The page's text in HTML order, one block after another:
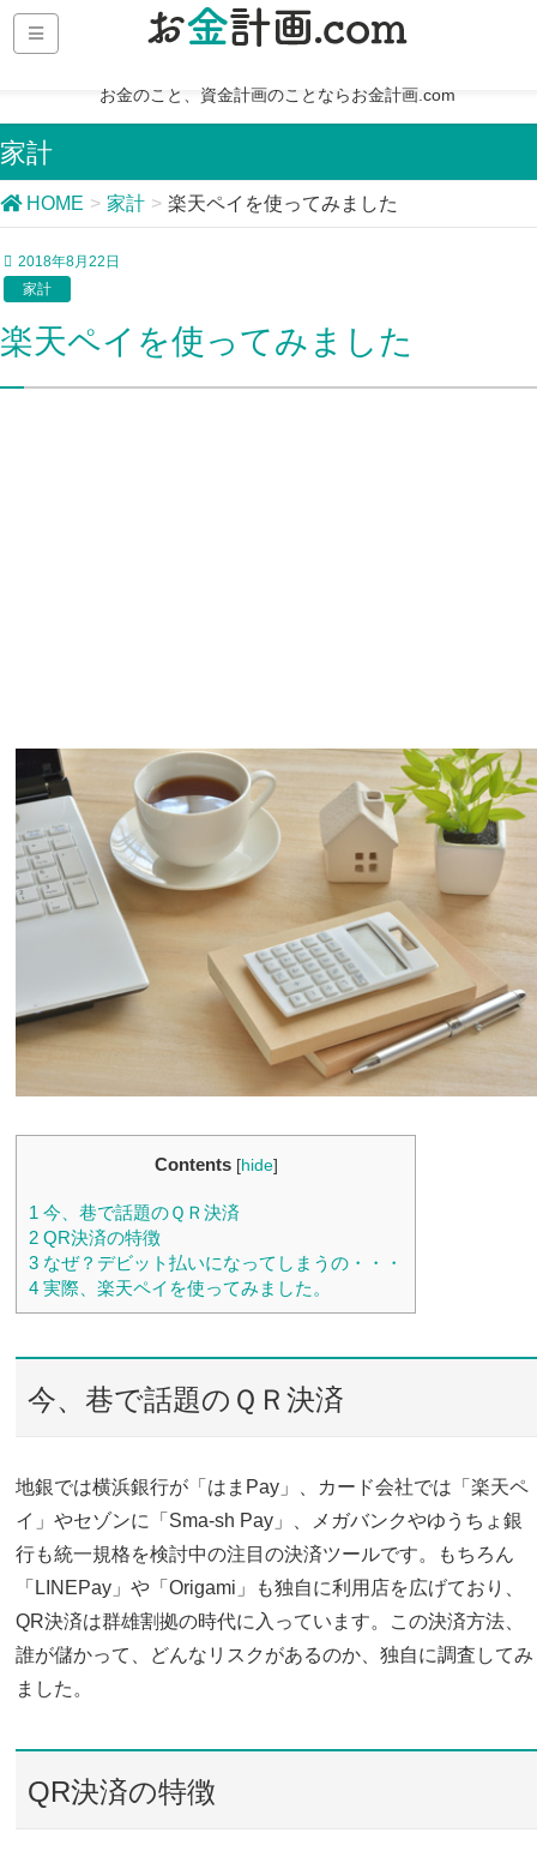
お金のこと、資金計画のことならお金計画.com
家計
HOME 家計 楽天ペイを使ってみました
2018年8月22日
家計
楽天ペイを使ってみました
Contents [hide]
1 今、巷で話題のＱＲ決済
2 QR決済の特徴
3 なぜ？デビット払いになってしまうの・・・
4 実際、楽天ペイを使ってみました。
今、巷で話題のＱＲ決済
地銀では横浜銀行が「はまPay」、カード会社では「楽天ペ
イ」やセゾンに「Sma-sh Pay」、メガバンクやゆうちょ銀
行も統一規格を検討中の注目の決済ツールです。もちろん
「LINEPay」や「Origami」も独自に利用店を広げており、
QR決済は群雄割拠の時代に入っています。この決済方法、
誰が儲かって、どんなリスクがあるのか、独自に調査してみ
ました。
QR決済の特徴